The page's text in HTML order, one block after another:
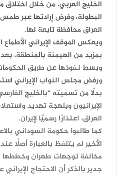
الخليج العربي، من خلال
البطولة، وفرض إرادتها عبر طمس
العراق محافظة تابعة لها.
ويعكس الموقف الإيراني
بمزيد من الهيمنة بالمنطقة،
وبسط نفوذها عن طريق الحكومات
ورفض مجلس النواب الإيراني
بدلًا من تسميته “بالخليج
الإيرانيون وبلهجة تهديد
العراق، اعتذارًا رسميًا لإيران.
كما طالبوا حكومة السوداني
الأخير لم يتلفظ بالعبارة أصلًا
مخالفة توجهات طهران
جدير بالذكر أن الاحتجاج